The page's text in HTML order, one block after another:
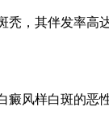
其伴发率高
样白斑的恶